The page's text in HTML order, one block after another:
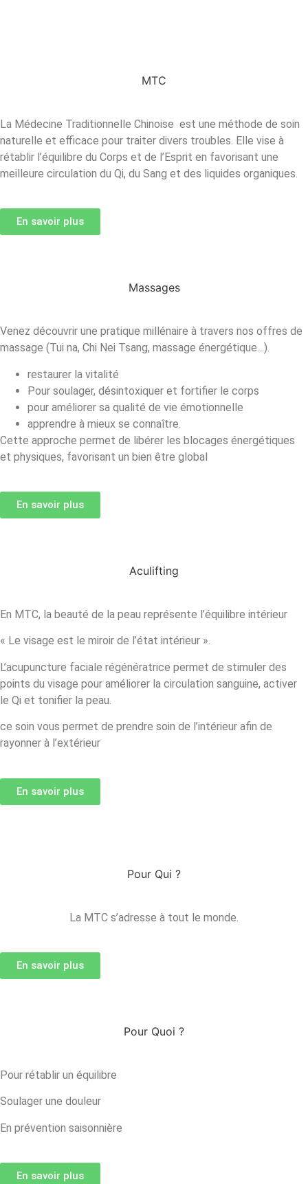
MTC
La Médecine Traditionnelle Chinoise est une méthode de soin
naturelle et efficace pour traiter divers troubles. Elle vise à
rétablir l’équilibre du Corps et de l’Esprit en favorisant une
meilleure circulation du Qi, du Sang et des liquides organiques.
En savoir plus
Massages
Venez découvrir une pratique millénaire à travers nos offres de
massage (Tui na, Chi Nei Tsang, massage énergétique…).
restaurer la vitalité
Pour soulager, désintoxiquer et fortifier le corps
pour améliorer sa qualité de vie émotionnelle
apprendre à mieux se connaître.
Cette approche permet de libérer les blocages énergétiques
et physiques, favorisant un bien être global
En savoir plus
Aculifting
En MTC, la beauté de la peau représente l’équilibre intérieur
« Le visage est le miroir de l’état intérieur ».
L’acupuncture faciale régénératrice permet de stimuler des
points du visage pour améliorer la circulation sanguine, activer
le Qi et tonifier la peau.
ce soin vous permet de prendre soin de l’intérieur afin de
rayonner à l’extérieur
En savoir plus
Pour Qui ?
La MTC s’adresse à tout le monde.
En savoir plus
Pour Quoi ?
Pour rétablir un équilibre
Soulager une douleur
En prévention saisonnière
En savoir plus